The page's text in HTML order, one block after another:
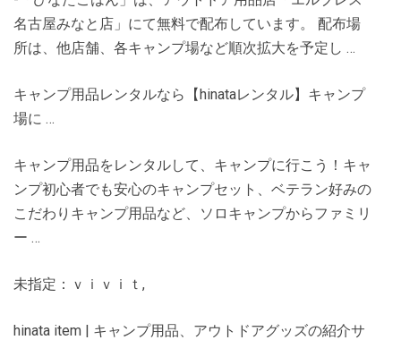
名古屋みなと店」にて無料で配布しています。 配布場
所は、他店舗、各キャンプ場など順次拡大を予定し …
キャンプ用品レンタルなら【hinataレンタル】キャンプ
場に …
キャンプ用品をレンタルして、キャンプに行こう！キャ
ンプ初心者でも安心のキャンプセット、ベテラン好みの
こだわりキャンプ用品など、ソロキャンプからファミリ
ー …
未指定：ｖｉｖｉｔ,
hinata item | キャンプ用品、アウトドアグッズの紹介サ